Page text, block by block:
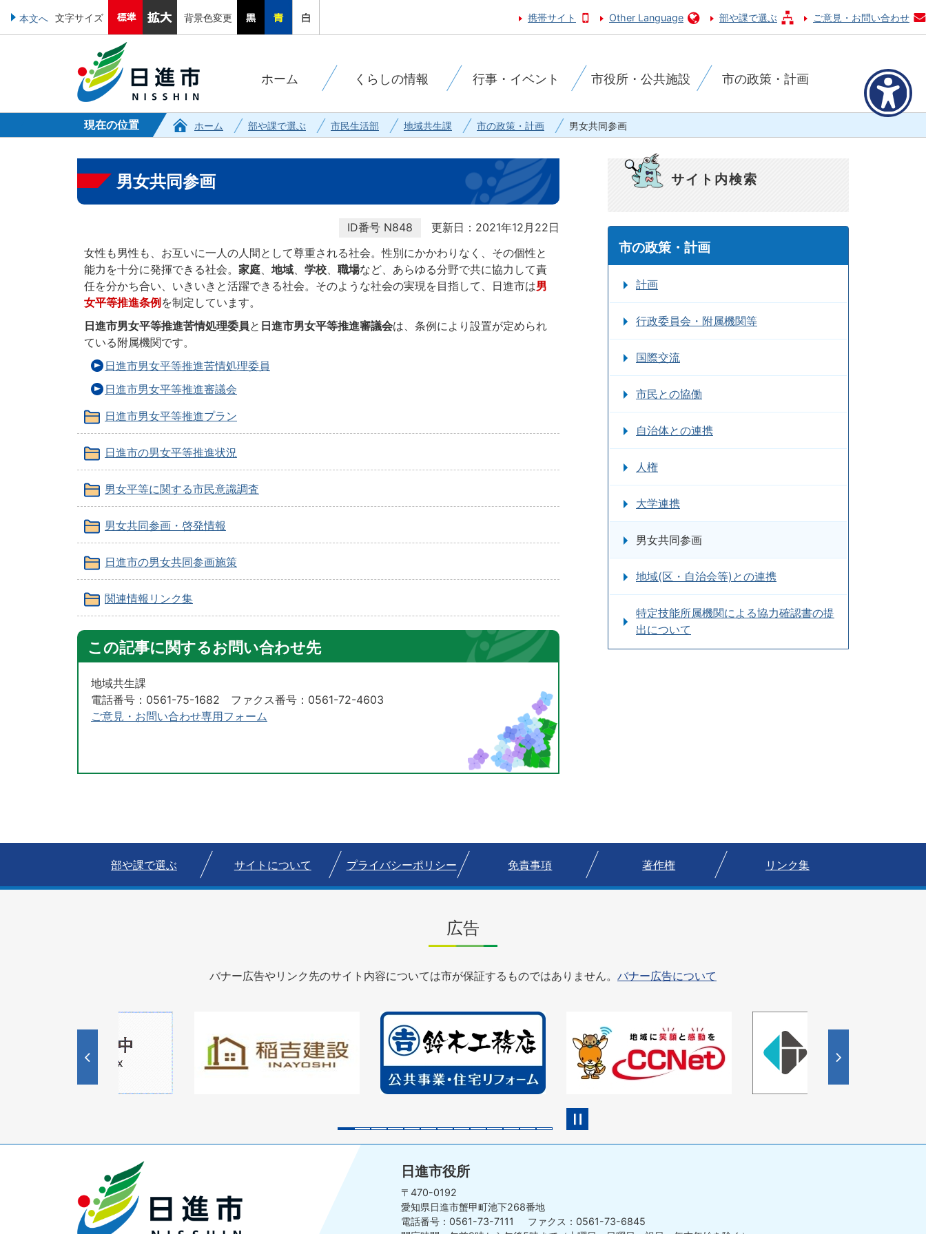
本文へ 文字サイズ 背景色変更 携帯サイト Other Language 部や課で選ぶ ご意見・お問い合わせ
ホーム くらしの情報 行事・イベント 市役所・公共施設 市の政策・計画
現在の位置 ホーム 部や課で選ぶ 市民生活部 地域共生課 市の政策・計画 男女共同参画
男女共同参画
ID番号 N848
更新日：2021年12月22日
女性も男性も、お互いに一人の人間として尊重される社会。性別にかかわりなく、その個性と
能力を十分に発揮できる社会。 家庭、 地域、 学校、 職場など、あらゆる分野で共に協力して責
任を分かち合い、いきいきと活躍できる社会。そのような社会の実現を目指して、日進市は男
女平等推進条例 を制定しています。
日進市男女平等推進苦情処理委員と 日進市男女平等推進審議会は、条例により設置が定められ
ている附属機関です。
日進市男女平等推進苦情処理委員
日進市男女平等推進審議会
日進市男女平等推進プラン
日進市の男女平等推進状況
男女平等に関する市民意識調査
男女共同参画・啓発情報
日進市の男女共同参画施策
関連情報リンク集
この記事に関するお問い合わせ先
地域共生課
電話番号：0561-75-1682 ファクス番号：0561-72-4603
ご意見・お問い合わせ専用フォーム
サイト内検索
市の政策・計画
計画
行政委員会・附属機関等
国際交流
市民との協働
自治体との連携
人権
大学連携
男女共同参画
地域(区・自治会等)との連携
特定技能所属機関による協力確認書の提
出について
部や課で選ぶ サイトについて プライバシーポリシー 免責事項 著作権 リンク集
広告
バナー広告やリンク先のサイト内容については市が保証するものではありません。 バナー広告について
の
2
枚
目
の
ス
枚
目
日進市役所
〒470-0192
愛知県日進市蟹甲町池下268番地
電話番号：0561-73-7111
ファクス：0561-73-6845